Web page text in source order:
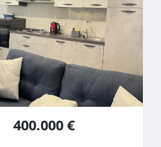
400.000 €